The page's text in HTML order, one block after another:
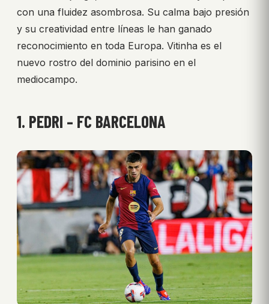
con una fluidez asombrosa. Su calma bajo presión
y su creatividad entre líneas le han ganado
reconocimiento en toda Europa. Vitinha es el
nuevo rostro del dominio parisino en el
mediocampo.
1. PEDRI – FC BARCELONA